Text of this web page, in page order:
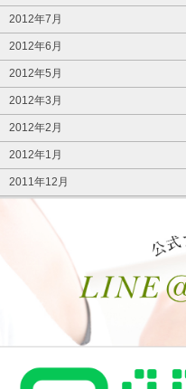
2012年7月
2012年6月
2012年5月
2012年3月
2012年2月
2012年1月
2011年12月